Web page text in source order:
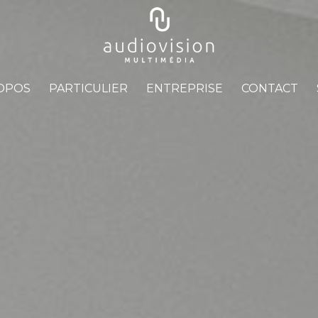
PARTICULIER ENTREPRISE CONTACT